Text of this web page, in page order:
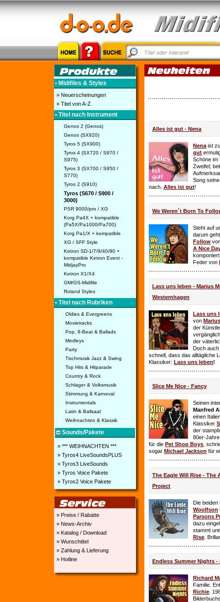
• Midifiles & Styles
» Neuerscheinungen
» Titel von A-Z
• Titel nach Instrument
Genos 2 (Genos)
Genos (SX920)
Tyros 5 (SX900)
Tyros 4 (SX720 / S970 /
S975)
Tyros 3 (SX700 / S950 /
S770)
Tyros 2 (S910)
Tyros (S670 / S900 /
3000)
PSR 9000/pro / XG
Korg Pa4X + kompatible
(Pa5X/Pa1000/Pa700)
Korg Pa1/X + kompatible
XG / SFF Style
Ketron SD-1/7/9/40/90 +
kompatible Ketron Event -
MidjayPro
Ketron X1/X4
GM/GS-Midifile
Roland Styles
• Titel nach Rubriken
Oldies & Evergreens
Movietracks
Pop, 8-Beat & Ballads
Medleys
Party
Tischmusik Jazz & Swing
Top Hits & Hitparade
Country & Rock
Schlager & Volksmusik
Stimmung & Karneval
Instrumentals
Latin & Ballsaal
Weihnachten & Klassik
Sounds/Pakete
» *** WEIHNACHTEN ***
» Tyros4 LiveSoundsPLUS
» Tyros3 LiveSounds
» Tyros Voice Pakete
» Tyros2 Voice Pakete
» Preise / Rabatte
» News-Archiv
» Katalog / Download
» Wunschtitel
» Zahlung & Lieferung
» Hotline
Alles ist gut - Nena
Nena ist
gut
Schöne im
Zweifel;
Song
nach. Alles ist gut!
We Weren´t Born To
Steht auf
darum
Follow
A Nice
Feder von
Lass uns leben - Marius
Westernhagen
Lass uns
von
der
der
Doch auch
schnell, dass das alltägliche
Klassiker: Lass uns leben!
Slice Me Nice - Fancy
Seinen
Manfred
einen
Klassiker
der
80er-
für die Pet Shop Boys ,
sogar Michael Jackson für
The Eagle Will Rise - The
Project
Die beiden
Woolfson
Parsons
dazu
stammt
Rise .
Endless Summer Nights -
Richard
Familie.
Richie .